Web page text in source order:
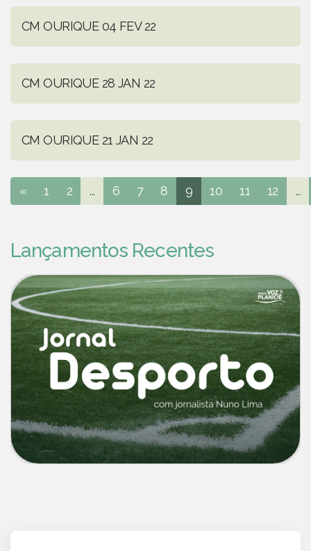
CM OURIQUE 04 FEV 22
CM OURIQUE 28 JAN 22
CM OURIQUE 21 JAN 22
« 1 2 ... 6 7 8 9 10 11 12 ...
Lançamentos Recentes